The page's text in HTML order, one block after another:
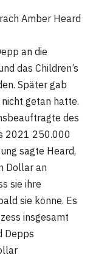
Amber Heard
an die
das Children’s
Später gab
getan hatte.
des
2021 250.000
sagte Heard,
Dollar an
sie ihre
sie könne. Es
insgesamt
Depps